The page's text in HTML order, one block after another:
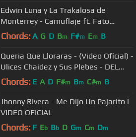
Edwin Luna y La Trakalosa de
Monterrey - Camuflaje ft. Fato
(Video Oficial)
Chords: A G D Bm F#m Em B
Queria Que Lloraras - (Video Oficial) -
Ulices Chaidez y Sus Plebes - DEL
Records 2017
Chords: E A D F#m Bm C#m B
Jhonny Rivera - Me Dijo Un Pajarito l
VIDEO OFICIAL
Chords: F Eb Bb D Gm Cm Dm